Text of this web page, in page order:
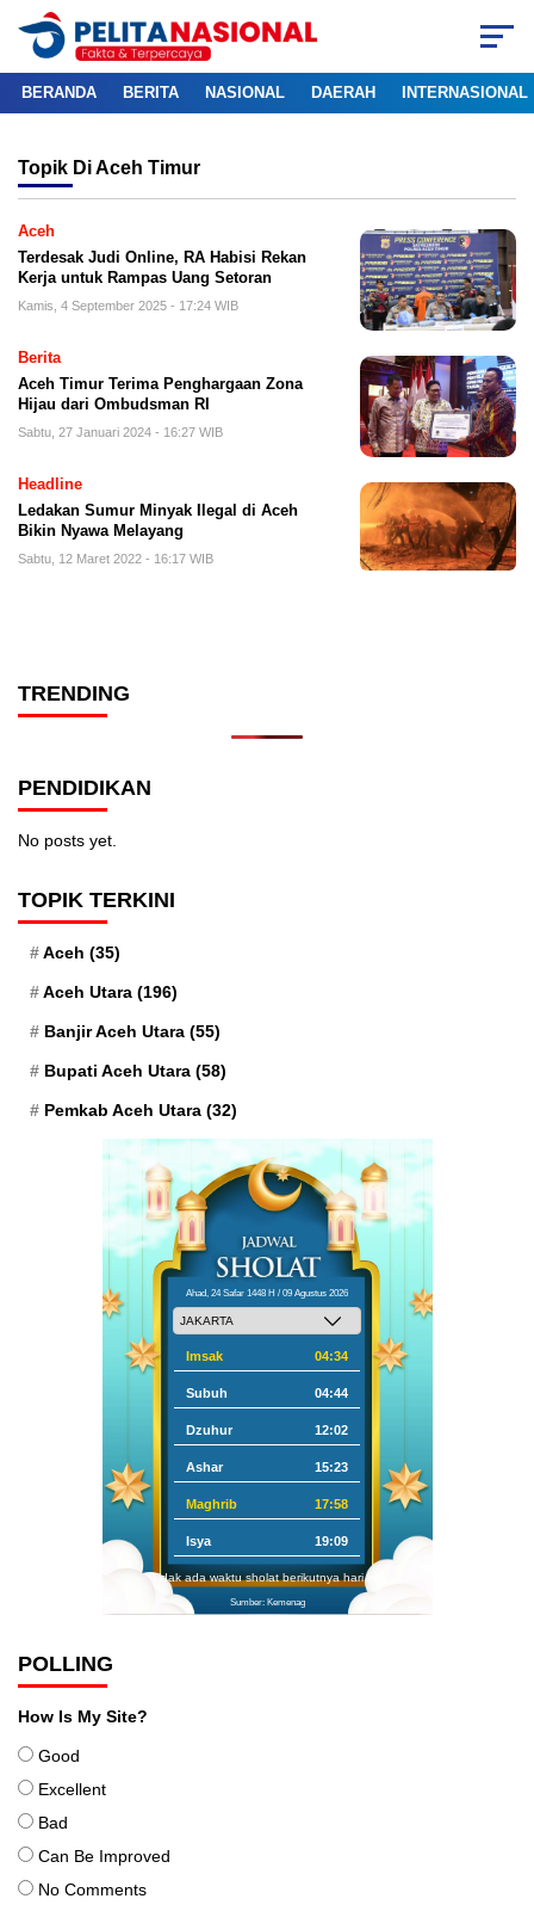
BERANDA BERITA NASIONAL DAERAH INTERNASIONAL
Topik Di Aceh Timur
Aceh
Terdesak Judi Online, RA Habisi Rekan
Kerja untuk Rampas Uang Setoran
Kamis, 4 September 2025 - 17:24 WIB
Berita
Aceh Timur Terima Penghargaan Zona
Hijau dari Ombudsman RI
Sabtu, 27 Januari 2024 - 16:27 WIB
Headline
Ledakan Sumur Minyak Ilegal di Aceh
Bikin Nyawa Melayang
Sabtu, 12 Maret 2022 - 16:17 WIB
TRENDING
PENDIDIKAN
No posts yet.
TOPIK TERKINI
Aceh (35)
Aceh Utara (196)
Banjir Aceh Utara (55)
Bupati Aceh Utara (58)
Pemkab Aceh Utara (32)
Ahad, 24 Safar 1448 H / 09 Agustus 2026
Imsak 04:34
Subuh 04:44
Dzuhur 12:02
Ashar 15:23
Maghrib 17:58
Isya 19:09
Tidak ada waktu sholat berikutnya hari ini.
Sumber: Kemenag
POLLING
How Is My Site?
Good
Excellent
Bad
Can Be Improved
No Comments